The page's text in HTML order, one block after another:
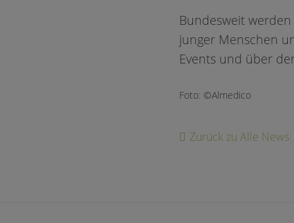
Bundesweit
junger Menschen
Events und über
Foto: ©Almedico
Zurück zu Alle News